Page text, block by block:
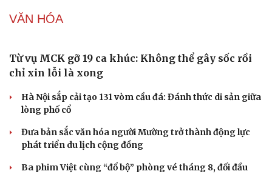
Nhi khoa
Phòng mạch online
Ăn sạch sống khỏe
VĂN HÓA